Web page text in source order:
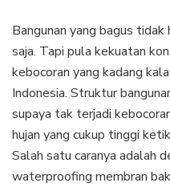
Bangunan yang bagus
saja. Tapi pula kekuatan
kebocoran yang kadang
Indonesia. Struktur
supaya tak terjadi
hujan yang cukup tinggi
Salah satu caranya adalah
waterproofing membran